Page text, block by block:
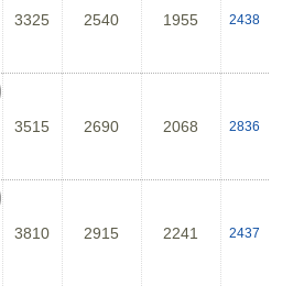
3325 2540 1955 2438
3515 2690 2068 2836
3810 2915 2241 2437